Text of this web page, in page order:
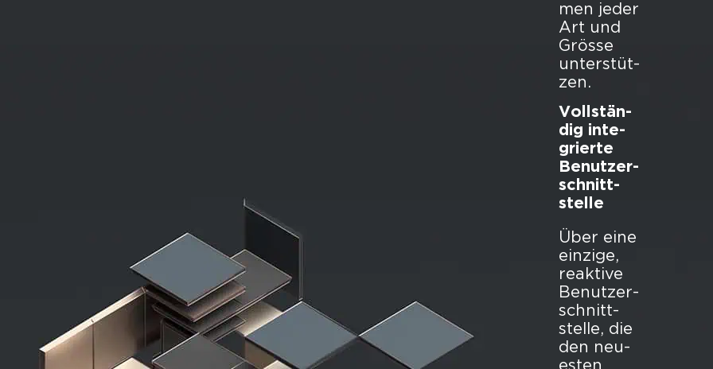
men jeder
Art und
Grös­se
un­ter­stüt­
zen.
Voll­stän­
dig in­te­
grier­te
Be­nut­zer­
schnitt­
stel­le
Über eine
ein­zi­ge,
re­ak­ti­ve
Be­nut­zer­
schnitt­
stel­le, die
den neu­
es­ten